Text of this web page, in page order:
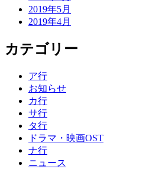
2019年5月
2019年4月
カテゴリー
ア行
お知らせ
カ行
サ行
タ行
ドラマ・映画OST
ナ行
ニュース